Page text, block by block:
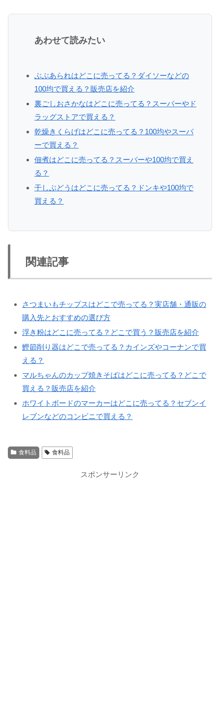
あわせて読みたい
ぶぶあられはどこに売ってる？ダイソーなどの
100均で買える？販売店を紹介
裏ごしおさかなはどこに売ってる？スーパーやド
ラッグストアで買える？
乾燥きくらげはどこに売ってる？100均やスーパ
ーで買える？
佃煮はどこに売ってる？スーパーや100均で買え
る？
干しぶどうはどこに売ってる？ドンキや100均で
買える？
関連記事
さつまいもチップスはどこで売ってる？実店舗・通販の
購入先とおすすめの選び方
浮き粉はどこに売ってる？どこで買う？販売店を紹介
鰹節削り器はどこで売ってる？カインズやコーナンで買
える？
マルちゃんのカップ焼きそばはどこに売ってる？どこで
買える？販売店を紹介
ホワイトボードのマーカーはどこに売ってる？セブンイ
レブンなどのコンビニで買える？
食料品 食料品
スポンサーリンク